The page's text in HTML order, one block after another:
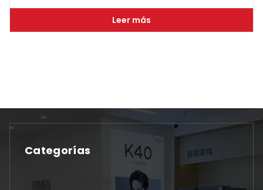
Leer más
Categorías
No hay categorías